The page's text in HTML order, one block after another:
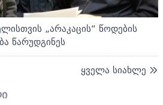
„არაკაცის“ წოდების
წარუდგინეს
ყველა სიახლე